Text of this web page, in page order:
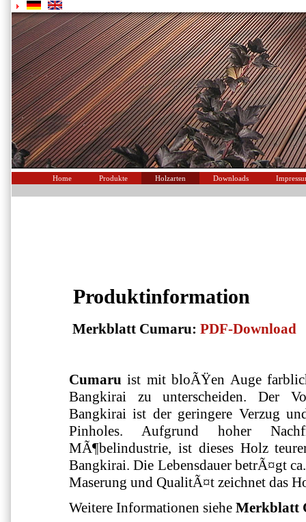
Home Produkte Holzarten Downloads
Produktinformation
Merkblatt Cumaru: PDF-Download
Cumaru ist mit bloÃŸen Auge
Bangkirai zu unterscheiden. Der
Bangkirai ist der geringere Verzug
Pinholes. Aufgrund hoher
MÃ¶belindustrie, ist dieses Holz
Bangkirai. Die Lebensdauer betrÃ¤gt
Maserung und QualitÃ¤t zeichnet das
Weitere Informationen siehe Merkblatt